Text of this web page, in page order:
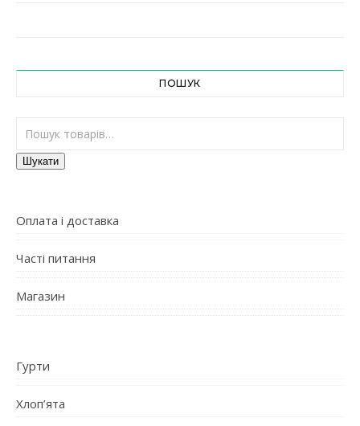
ПОШУК
Шукати:
Шукати
Оплата і доставка
Часті питання
Магазин
Гурти
Хлоп’ята